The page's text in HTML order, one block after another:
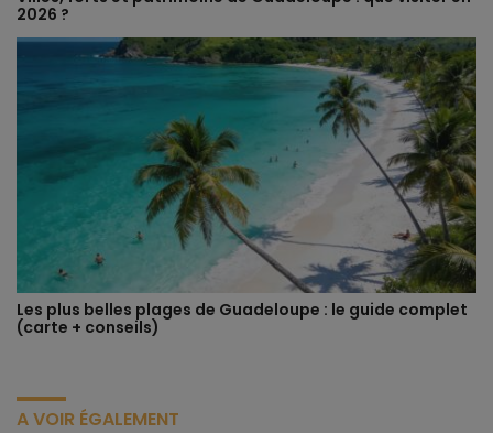
2026 ?
Les plus belles plages de Guadeloupe : le guide complet
(carte + conseils)
A VOIR ÉGALEMENT